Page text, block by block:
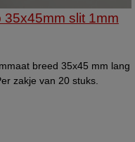
slit 1mm
breed 35x45 mm lang
zakje van 20 stuks.